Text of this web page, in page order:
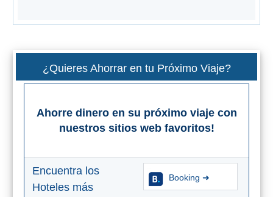
¿Quieres Ahorrar en tu Próximo Viaje?
Ahorre dinero en su próximo viaje con
nuestros sitios web favoritos!
Encuentra los
Hoteles más
Booking ➜